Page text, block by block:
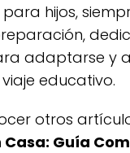
hijos,
adaptarse y
educativo.
otros
Casa: Guía